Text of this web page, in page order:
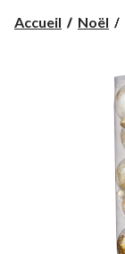
Accueil Noël